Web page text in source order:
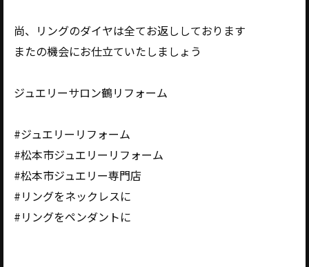
尚、リングのダイヤは全てお返ししております
またの機会にお仕立ていたしましょう
ジュエリーサロン鶴リフォーム
#ジュエリーリフォーム
#松本市ジュエリーリフォーム
#松本市ジュエリー専門店
#リングをネックレスに
#リングをペンダントに